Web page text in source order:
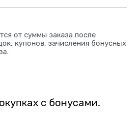
от суммы заказа после
купонов, зачисления бонусных
с бонусами.